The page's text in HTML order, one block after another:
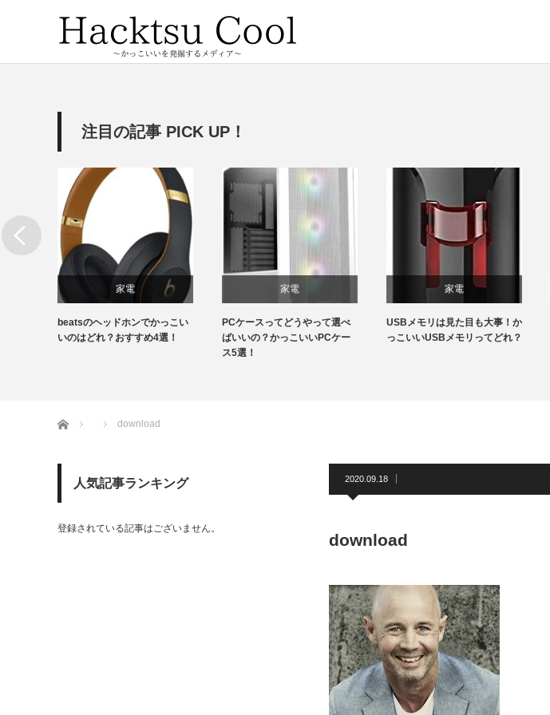
注目の記事 PICK UP！
家電
beatsのヘッドホンでかっこい
いのはどれ？おすすめ4選！
家電
PCケースってどうやって選べ
ばいいの？かっこいいPCケー
ス5選！
家電
USBメモリは見た目も大事！か
っこいいUSBメモリってどれ？
ホーム download
2020.09.18
download
人気記事ランキング
登録されている記事はございません。